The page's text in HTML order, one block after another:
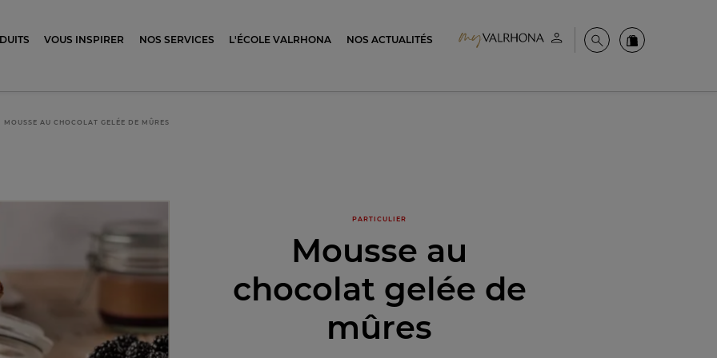
Espace client RechercheCommandez
VOUS INSPIRER NOS SERVICES L'ÉCOLE VALRHONA NOS ACTUALITÉS
MOUSSE AU CHOCOLAT GELÉE DE MÛRES
PARTICULIER
Mousse au
chocolat gelée de
mûres